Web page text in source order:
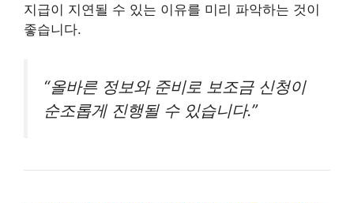
지급이 지연될 수 있는 이유를 미리 파악하는 것이
좋습니다.
“올바른 정보와 준비로 보조금 신청이
순조롭게 진행될 수 있습니다.”